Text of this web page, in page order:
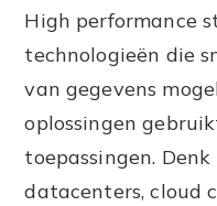
High performance
technologieën die
van gegevens
oplossingen
toepassingen.
datacenters, cloud